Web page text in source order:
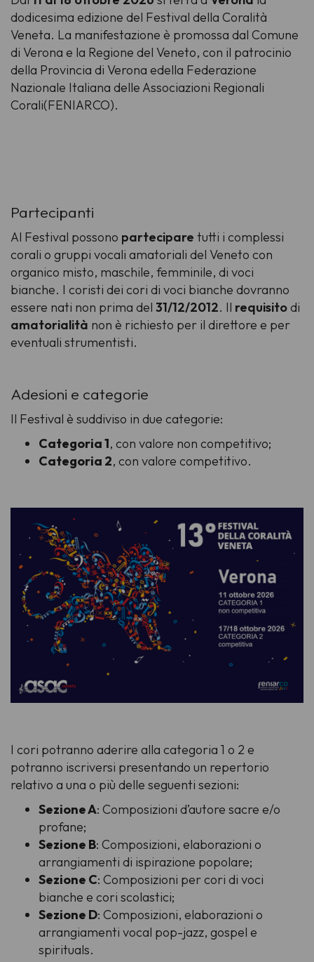
dodicesima edizione del Festival della Coralità
Veneta. La manifestazione è promossa dal Comune
di Verona e la Regione del Veneto, con il patrocinio
della Provincia di Verona edella Federazione
Nazionale Italiana delle Associazioni Regionali
Corali(FENIARCO).
Partecipanti
Al Festival possono partecipare tutti i complessi
corali o gruppi vocali amatoriali del Veneto con
organico misto, maschile, femminile, di voci
bianche. I coristi dei cori di voci bianche dovranno
essere nati non prima del 31/12/2012. Il requisitodi
amatorialità non è richiesto per il direttore e per
eventuali strumentisti.
Adesioni e categorie
Il Festival è suddiviso in due categorie:
Categoria 1, con valore non competitivo;
Categoria 2, con valore competitivo.
I cori potranno aderire alla categoria 1 o 2 e
potranno iscriversi presentando un repertorio
relativo a una o più delle seguenti sezioni:
Sezione A: Composizioni d’autore sacre e/o
profane;
Sezione B: Composizioni, elaborazioni o
arrangiamenti di ispirazione popolare;
Sezione C: Composizioni per cori di voci
bianche e cori scolastici;
Sezione D: Composizioni, elaborazioni o
arrangiamenti vocal pop-jazz, gospel e
spirituals.